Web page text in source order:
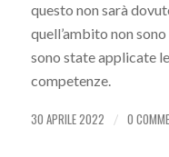
questo non sarà
quell’ambito non
sono state applicate
competenze.
30 APRILE 2022 / 0